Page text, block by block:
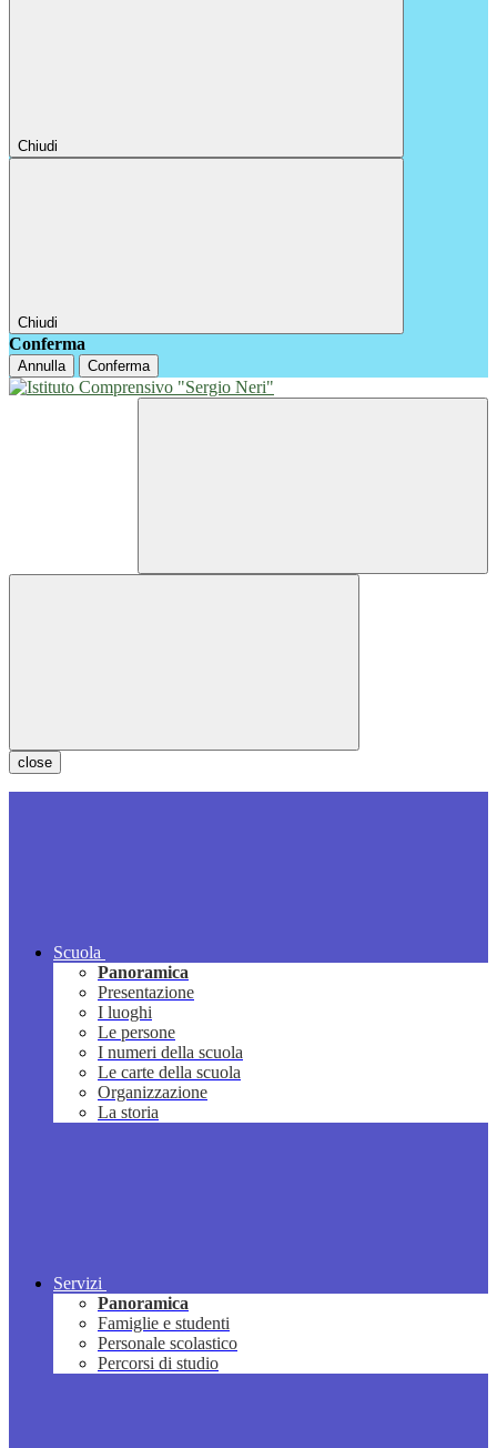
Chiudi
Chiudi
Conferma
Annulla Conferma
close
Scuola
Panoramica
Presentazione
I luoghi
Le persone
I numeri della scuola
Le carte della scuola
Organizzazione
La storia
Servizi
Panoramica
Famiglie e studenti
Personale scolastico
Percorsi di studio